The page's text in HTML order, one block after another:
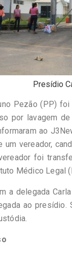
Presídio
Pezão (PP)
por lavagem
ao
um vereador,
foi
Médico Legal
a delegada
ao presídio.